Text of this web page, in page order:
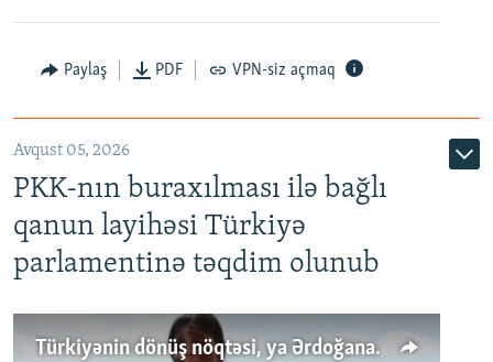
Paylaş PDF VPN-siz açmaq
Avqust 05, 2026
PKK-nın buraxılması ilə bağlı
qanun layihəsi Türkiyə
parlamentinə təqdim olunub
Türkiyənin dönüş nöqtəsi, ya Ərdoğana üçüncü şans: PKK ilə qəfil barışıq nə deməkdir?